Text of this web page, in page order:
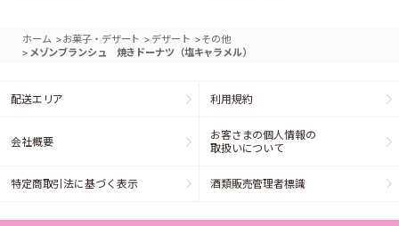
ホーム >お菓子・デザート > デザート >その他
> メゾンブランシュ 焼きドーナツ（塩キャラメル）
配送エリア 利用規約
会社概要
お客さまの個人情報の
取扱いについて
特定商取引法に基づく表示 酒類販売管理者標識